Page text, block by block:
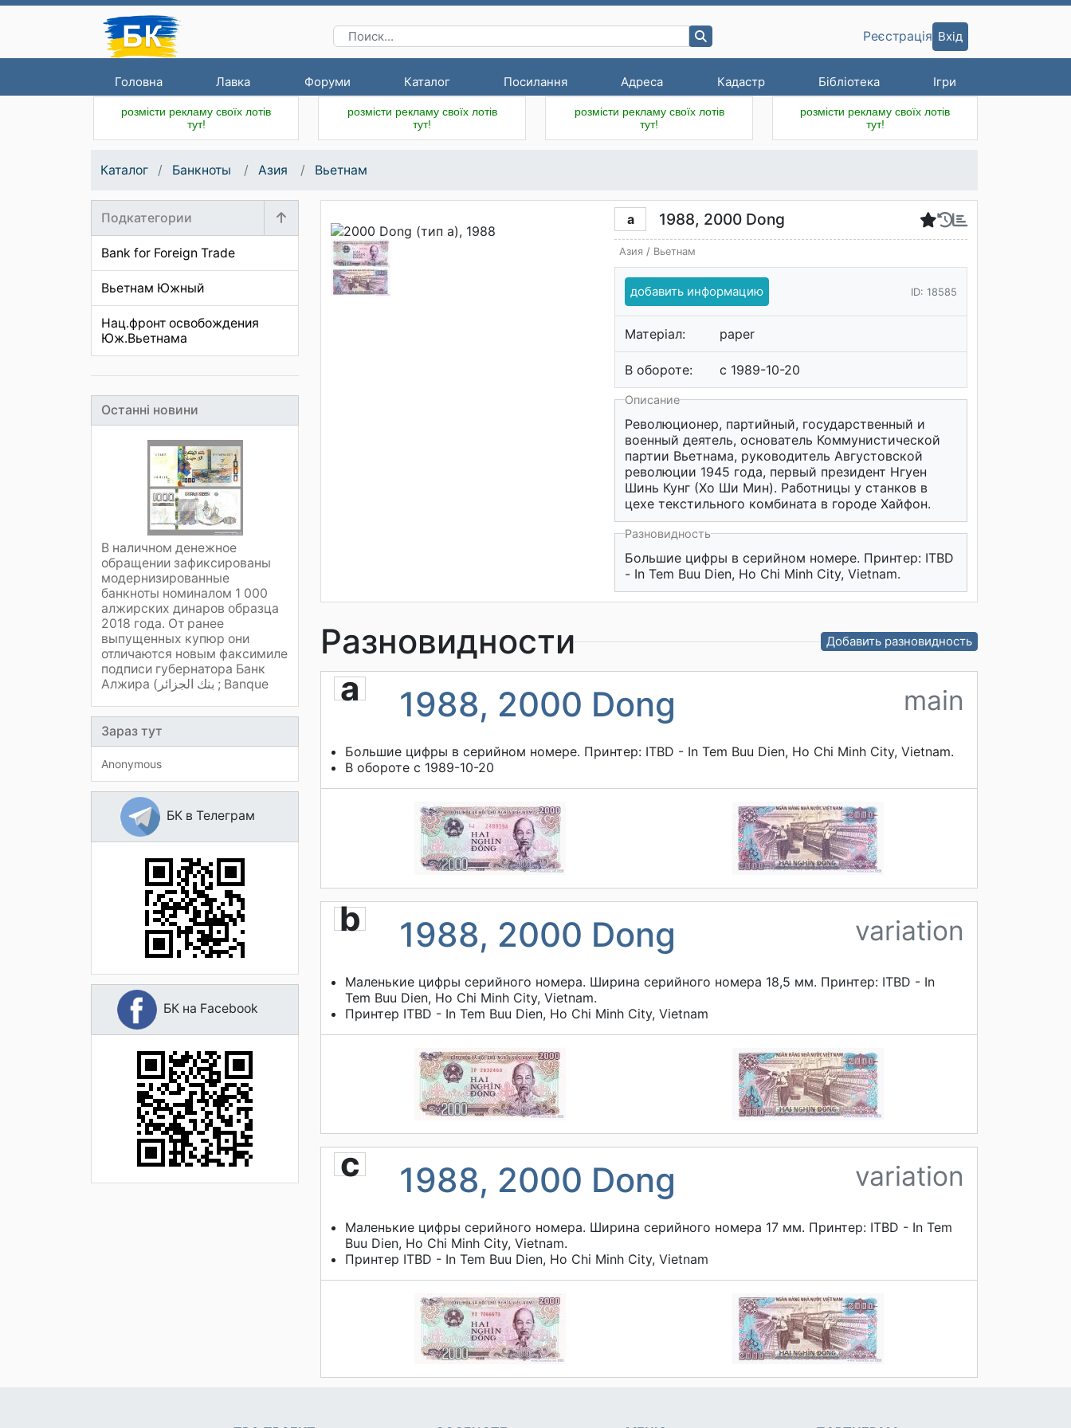
Головна Лавка Форуми Каталог Посилання Адреса Кадастр Бібліотека Ігри
Реєстрація Вхід
розмісти рекламу своїх лотів
тут!
розмісти рекламу своїх лотів
тут!
розмісти рекламу своїх лотів
тут!
розмісти рекламу своїх лотів
тут!
Каталог Банкноты Азия Вьетнам
Подкатегории
Bank for Foreign Trade
Вьетнам Южный
Нац.фронт освобождения
Юж.Вьетнама
Останні новини
В наличном денежное
обращении зафиксированы
модернизированные
банкноты номиналом 1 000
алжирских динаров образца
2018 года. От ранее
выпущенных купюр они
отличаются новым факсимиле
подписи губернатора Банк
Алжира (بنك الجزائر ; Banque
Зараз тут
Anonymous
БК в Телеграм
БК на Facebook
a 1988, 2000 Dong
Азия / Вьетнам
добавить информацию ID: 18585
Матеріал: paper
В обороте: c 1989-10-20
Описание
Революционер, партийный, государственный и
военный деятель, основатель Коммунистической
партии Вьетнама, руководитель Августовской
революции 1945 года, первый президент Нгуен
Шинь Кунг (Хо Ши Мин). Работницы у станков в
цехе текстильного комбината в городе Хайфон.
Разновидность
Большие цифры в серийном номере. Принтер: ITBD
- In Tem Buu Dien, Ho Chi Minh City, Vietnam.
Разновидности Добавить разновидность
a 1988, 2000 Dong main
Большие цифры в серийном номере. Принтер: ITBD - In Tem Buu Dien, Ho Chi Minh City, Vietnam.
В обороте с 1989-10-20
b 1988, 2000 Dong variation
Маленькие цифры серийного номера. Ширина серийного номера 18,5 мм. Принтер: ITBD - In
Tem Buu Dien, Ho Chi Minh City, Vietnam.
Принтер ITBD - In Tem Buu Dien, Ho Chi Minh City, Vietnam
с 1988, 2000 Dong variation
Маленькие цифры серийного номера. Ширина серийного номера 17 мм. Принтер: ITBD - In Tem
Buu Dien, Ho Chi Minh City, Vietnam.
Принтер ITBD - In Tem Buu Dien, Ho Chi Minh City, Vietnam